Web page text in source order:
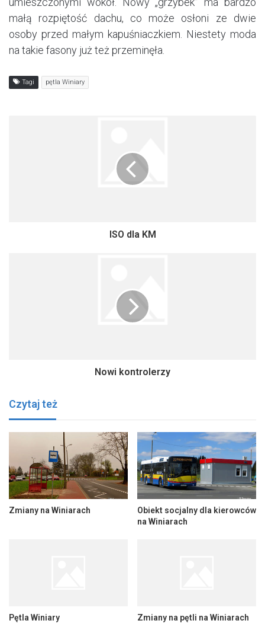
małą rozpiętość dachu, co może osłoni ze dwie
osoby przed małym kapuśniaczkiem. Niestety moda
na takie fasony już też przeminęła.
Tagi pętla Winiary
ISO dla KM
Nowi kontrolerzy
Czytaj też
Zmiany na Winiarach
Obiekt socjalny dla kierowców
na Winiarach
Pętla Winiary Zmiany na pętli na Winiarach